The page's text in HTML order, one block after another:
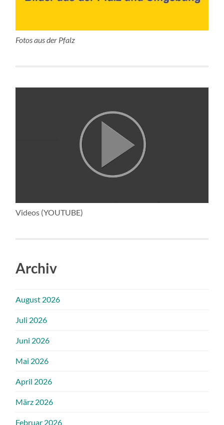
Fotos aus der Pfalz
Videos (YOUTUBE)
Archiv
August 2026
Juli 2026
Juni 2026
Mai 2026
April 2026
März 2026
Februar 2026